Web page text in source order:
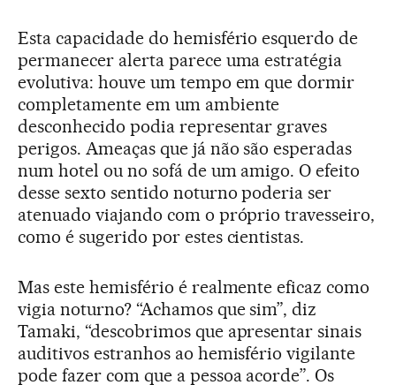
Esta capacidade do hemisfério esquerdo de
permanecer alerta parece uma estratégia
evolutiva: houve um tempo em que dormir
completamente em um ambiente
desconhecido podia representar graves
perigos. Ameaças que já não são esperadas
num hotel ou no sofá de um amigo. O efeito
desse sexto sentido noturno poderia ser
atenuado viajando com o próprio travesseiro,
como é sugerido por estes cientistas.
Mas este hemisfério é realmente eficaz como
vigia noturno? “Achamos que sim”, diz
Tamaki, “descobrimos que apresentar sinais
auditivos estranhos ao hemisfério vigilante
pode fazer com que a pessoa acorde”. Os